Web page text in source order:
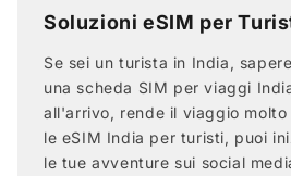
Soluzioni eSIM per
Se sei un turista in India,
una scheda SIM per viaggi
all'arrivo, rende il viaggio molto
le eSIM India per turisti, puoi
le tue avventure sui social